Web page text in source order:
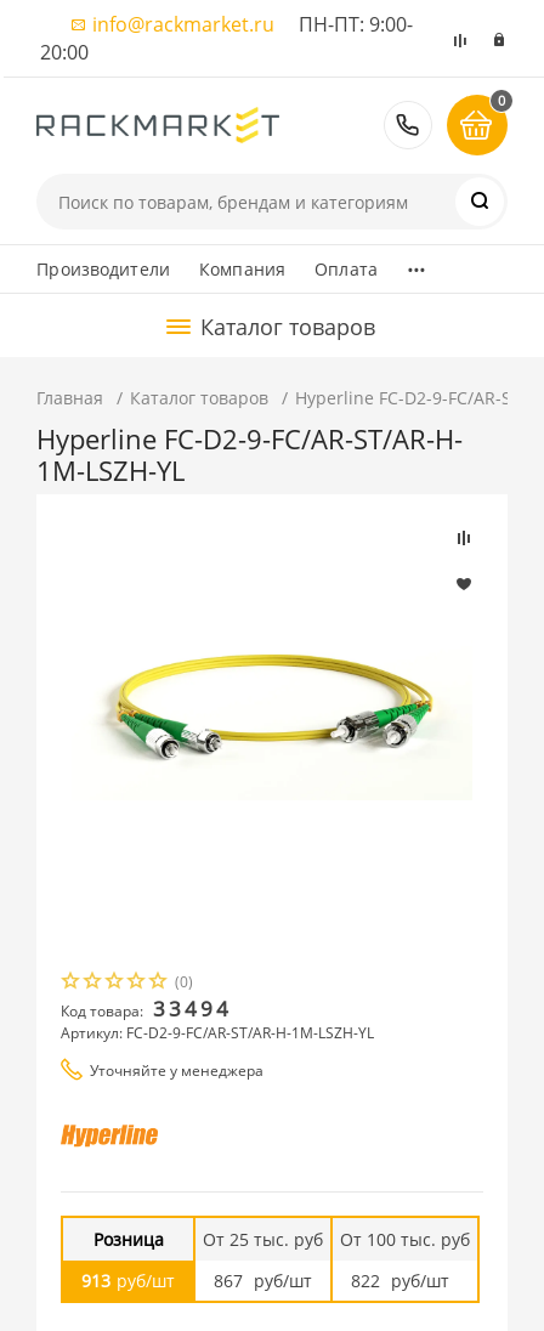
info@rackmarket.ru ПН-ПТ: 9:00-
20:00
8 (495)
0
Производители Компания Оплата ...
Каталог товаров
Главная Каталог товаров Hyperline FC-D2-9-FC/AR-ST/
Hyperline FC-D2-9-FC/AR-ST/AR-H-
1M-LSZH-YL
(0)
Код товара: 33494
Артикул: FC-D2-9-FC/AR-ST/AR-H-1M-LSZH-YL
Уточняйте у менеджера
Розница
913 руб/шт
От 25 тыс. руб
867 руб/шт
От 100 тыс. руб
822 руб/шт